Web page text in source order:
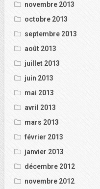
novembre 2013
octobre 2013
septembre 2013
août 2013
juillet 2013
juin 2013
mai 2013
avril 2013
mars 2013
février 2013
janvier 2013
décembre 2012
novembre 2012